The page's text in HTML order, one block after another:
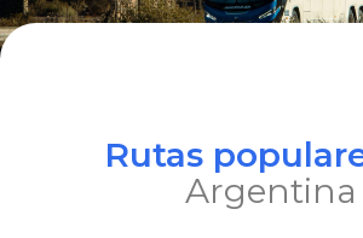
Rutas
Argentina